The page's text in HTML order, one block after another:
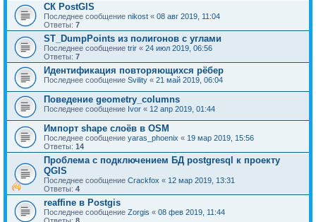
СК PostGIS
Последнее сообщение nikost « 08 авг 2019, 11:04
Ответы: 7
ST_DumpPoints из полигонов с углами
Последнее сообщение trir « 24 июл 2019, 06:56
Ответы: 7
Идентификация повторяющихся рёбер
Последнее сообщение Svility « 21 май 2019, 06:04
Поведение geometry_columns
Последнее сообщение Ivor « 12 апр 2019, 01:44
Импорт shape слоёв в OSM
Последнее сообщение yaras_phoenix « 19 мар 2019, 15:56
Ответы: 14
Проблема с подключением БД postgresql к проекту
QGIS
Последнее сообщение Crackfox « 12 мар 2019, 13:31
Ответы: 4
reaffine в Postgis
Последнее сообщение Zorgis « 08 фев 2019, 11:44